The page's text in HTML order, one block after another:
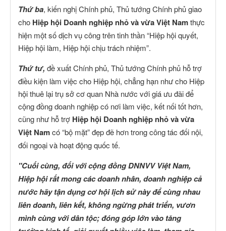
Thứ ba, kiến nghị Chính phủ, Thủ tướng Chính phủ giao
cho Hiệp hội Doanh nghiệp nhỏ và vừa Việt Namthực
hiện một số dịch vụ công trên tinh thần “Hiệp hội quyết,
Hiệp hội làm, Hiệp hội chịu trách nhiệm”.
Thứ tư, đề xuất Chính phủ, Thủ tướng Chính phủ hỗ trợ
điều kiện làm việc cho Hiệp hội, chẳng hạn như cho Hiệp
hội thuê lại trụ sở cơ quan Nhà nước với giá ưu đãi để
cộng đồng doanh nghiệp có nơi làm việc, kết nối tốt hơn,
cũng như hỗ trợ Hiệp hội Doanh nghiệp nhỏ và vừa
Việt Namcó “bộ mặt” đẹp đẽ hơn trong công tác đối nội,
đối ngoại và hoạt động quốc tế.
"Cuối cùng, đối với cộng đồng DNNVV Việt Nam,
Hiệp hội rất mong các doanh nhân, doanh nghiệp cả
nước hãy tận dụng cơ hội lịch sử này để cùng nhau
liên doanh, liên kết, không ngừng phát triển, vươn
mình cùng với dân tộc; đóng góp lớn vào tăng